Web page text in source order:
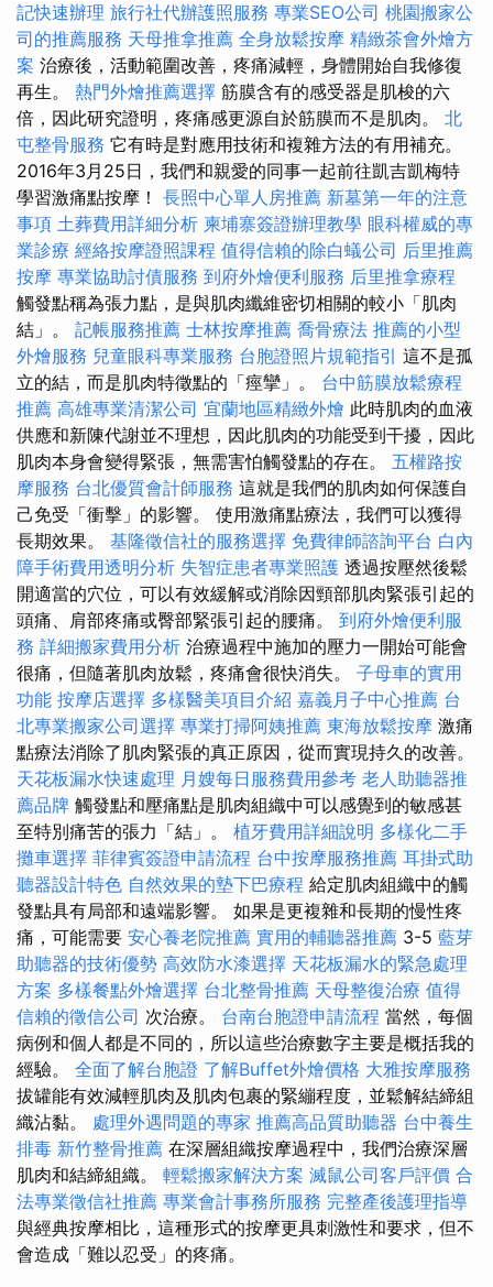
記快速辦理 旅行社代辦護照服務 專業SEO公司 桃園搬家公
司的推薦服務 天母推拿推薦 全身放鬆按摩 精緻茶會外燴方
案 治療後，活動範圍改善，疼痛減輕，身體開始自我修復
再生。 熱門外燴推薦選擇 筋膜含有的感受器是肌梭的六
倍，因此研究證明，疼痛感更源自於筋膜而不是肌肉。 北
屯整骨服務 它有時是對應用技術和複雜方法的有用補充。
2016年3月25日，我們和親愛的同事一起前往凱吉凱梅特
學習激痛點按摩！ 長照中心單人房推薦 新墓第一年的注意
事項 土葬費用詳細分析 柬埔寨簽證辦理教學 眼科權威的專
業診療 經絡按摩證照課程 值得信賴的除白蟻公司 后里推薦
按摩 專業協助討債服務 到府外燴便利服務 后里推拿療程
觸發點稱為張力點，是與肌肉纖維密切相關的較小「肌肉
結」。 記帳服務推薦 士林按摩推薦 喬骨療法 推薦的小型
外燴服務 兒童眼科專業服務 台胞證照片規範指引 這不是孤
立的結，而是肌肉特徵點的「痙攣」​​。 台中筋膜放鬆療程
推薦 高雄專業清潔公司 宜蘭地區精緻外燴 此時肌肉的血液
供應和新陳代謝並不理想，因此肌肉的功能受到干擾，因此
肌肉本身會變得緊張，無需害怕觸發點的存在。 五權路按
摩服務 台北優質會計師服務 這就是我們的肌肉如何保護自
己免受「衝擊」的影響。 使用激痛點療法，我們可以獲得
長期效果。 基隆徵信社的服務選擇 免費律師諮詢平台 白內
障手術費用透明分析 失智症患者專業照護 透過按壓然後鬆
開適當的穴位，可以有效緩解或消除因頸部肌肉緊張引起的
頭痛、肩部疼痛或臀部緊張引起的腰痛。 到府外燴便利服
務 詳細搬家費用分析 治療過程中施加的壓力一開始可能會
很痛，但隨著肌肉放鬆，疼痛會很快消失。 子母車的實用
功能 按摩店選擇 多樣醫美項目介紹 嘉義月子中心推薦 台
北專業搬家公司選擇 專業打掃阿姨推薦 東海放鬆按摩 激痛
點療法消除了肌肉緊張的真正原因，從而實現持久的改善。
天花板漏水快速處理 月嫂每日服務費用參考 老人助聽器推
薦品牌 觸發點和壓痛點是肌肉組織中可以感覺到的敏感甚
至特別痛苦的張力「結」。 植牙費用詳細說明 多樣化二手
攤車選擇 菲律賓簽證申請流程 台中按摩服務推薦 耳掛式助
聽器設計特色 自然效果的墊下巴療程 給定肌肉組織中的觸
發點具有局部和遠端影響。 如果是更複雜和長期的慢性疼
痛，可能需要 安心養老院推薦 實用的輔聽器推薦 3-5 藍芽
助聽器的技術優勢 高效防水漆選擇 天花板漏水的緊急處理
方案 多樣餐點外燴選擇 台北整骨推薦 天母整復治療 值得
信賴的徵信公司 次治療。 台南台胞證申請流程 當然，每個
病例和個人都是不同的，所以這些治療數字主要是概括我的
經驗。 全面了解台胞證 了解Buffet外燴價格 大雅按摩服務
拔罐能有效減輕肌肉及肌肉包裹的緊繃程度，並鬆解結締組
織沾黏。 處理外遇問題的專家 推薦高品質助聽器 台中養生
排毒 新竹整骨推薦 在深層組織按摩過程中，我們治療深層
肌肉和結締組織。 輕鬆搬家解決方案 滅鼠公司客戶評價 合
法專業徵信社推薦 專業會計事務所服務 完整產後護理指導
與經典按摩相比，這種形式的按摩更具刺激性和要求，但不
會造成「難以忍受」的疼痛。